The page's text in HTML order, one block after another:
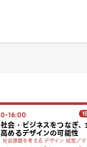
16:00
会・ビジネスをつなぎ
めるデザインの可能性
社会課題を考える デザイン 経営／